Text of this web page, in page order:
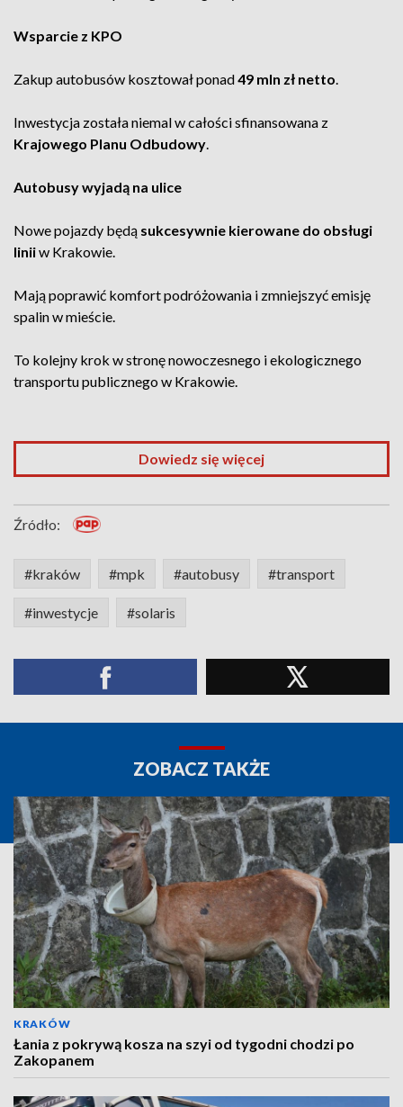
Wsparcie z KPO
Zakup autobusów kosztował ponad49 mln zł netto.
Inwestycja została niemal w całości sfinansowana z
Krajowego Planu Odbudowy.
Autobusy wyjadą na ulice
Nowe pojazdy będą sukcesywnie kierowane do obsługi
liniiw Krakowie.
Mają poprawić komfort podróżowania i zmniejszyć emisję
spalin w mieście.
To kolejny krok w stronę nowoczesnego i ekologicznego
transportu publicznego w Krakowie.
Dowiedz się więcej
Źródło:
#kraków #mpk #autobusy #transport
#inwestycje #solaris
ZOBACZ TAKŻE
KRAKÓW
Łania z pokrywą kosza na szyi od tygodni chodzi po
Zakopanem